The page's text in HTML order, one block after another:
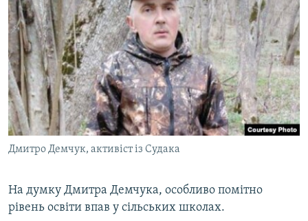
Дмитро Демчук, активіст із Судака
На думку Дмитра Демчука, особливо помітно
рівень освіти впав у сільських школах.